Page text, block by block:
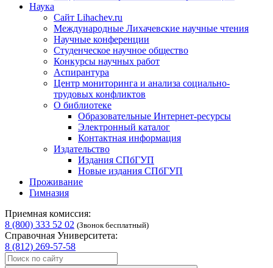
Наука
Сайт Lihachev.ru
Международные Лихачевские научные чтения
Научные конференции
Студенческое научное общество
Конкурсы научных работ
Аспирантура
Центр мониторинга и анализа социально-
трудовых конфликтов
О библиотеке
Образовательные Интернет-ресурсы
Электронный каталог
Контактная информация
Издательство
Издания СПбГУП
Новые издания СПбГУП
Проживание
Гимназия
Приемная комиссия:
8 (800) 333 52 02 (Звонок бесплатный)
Справочная Университета:
8 (812) 269-57-58